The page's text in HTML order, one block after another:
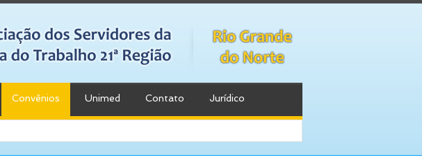
Convênios Unimed Contato Jurídico